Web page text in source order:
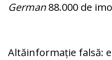
German88.000 de
Altăinformație falsă: